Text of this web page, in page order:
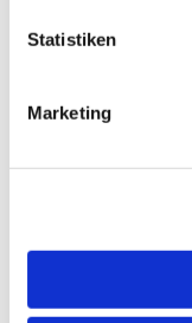
Statistiken
Marketing